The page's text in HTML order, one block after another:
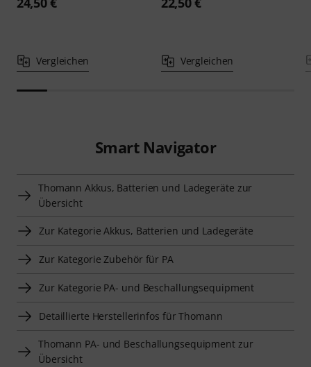
Vergleichen Vergleichen
Smart Navigator
Thomann Akkus, Batterien und Ladegeräte zur
Übersicht
Zur Kategorie Akkus, Batterien und Ladegeräte
Zur Kategorie Zubehör für PA
Zur Kategorie PA- und Beschallungsequipment
Detaillierte Herstellerinfos für Thomann
Thomann PA- und Beschallungsequipment zur
Übersicht